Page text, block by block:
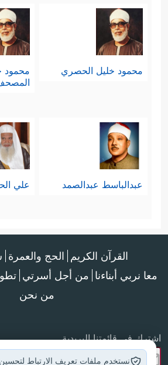
محمود خليل الحصري
محمود
عبدالباسط عبدالصمد علي
القرآن الكريم الحج والعمرة
معا نربي أبناءنا من أجل أسرتي
من نحن
اشترك في قائمتنا البريدية
نستخدم ملفات تعريف الارتباط